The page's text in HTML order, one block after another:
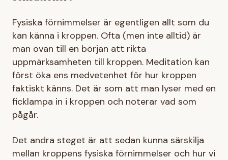
Fysiska förnimmelser är egentligen allt som du
kan känna i kroppen. Ofta (men inte alltid) är
man ovan till en början att rikta
uppmärksamheten till kroppen. Meditation kan
först öka ens medvetenhet för hur kroppen
faktiskt känns. Det är som att man lyser med en
ficklampa in i kroppen och noterar vad som
pågår.
Det andra steget är att sedan kunna särskilja
mellan kroppens fysiska förnimmelser och hur vi